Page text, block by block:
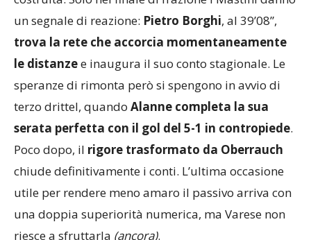
costruita. Solo nel finale di frazione i Mastini danno
un segnale di reazione:
Pietro Borghi
trova la rete che accorcia momentaneamente
speranze di rimonta però si spengono in avvio di
terzo drittel, quando
Alanne completa la sua
serata perfetta con il gol del 5-1 in contropiede
Poco dopo, il
una doppia superiorità numerica, ma Varese non